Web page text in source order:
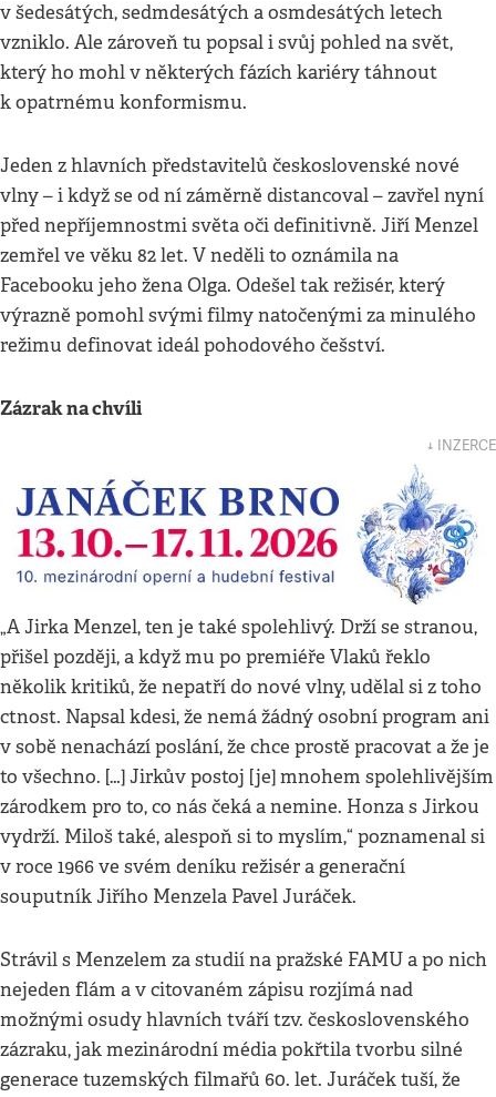
v šedesátých, sedmdesátých a osmdesátých letech
vzniklo. Ale zároveň tu popsal i svůj pohled na svět,
který ho mohl v některých fázích kariéry táhnout
k opatrnému konformismu.
Jeden z hlavních představitelů československé nové
vlny – i když se od ní záměrně distancoval – zavřel nyní
před nepříjemnostmi světa oči definitivně. Jiří Menzel
zemřel ve věku 82 let. V neděli to oznámila na
Facebooku jeho žena Olga. Odešel tak režisér, který
výrazně pomohl svými filmy natočenými za minulého
režimu definovat ideál pohodového češství.
Zázrak na chvíli
↓ INZERCE
„A Jirka Menzel, ten je také spolehlivý. Drží se stranou,
přišel později, a když mu po premiéře Vlaků řeklo
několik kritiků, že nepatří do nové vlny, udělal si z toho
ctnost. Napsal kdesi, že nemá žádný osobní program ani
v sobě nenachází poslání, že chce prostě pracovat a že je
to všechno. […] Jirkův postoj [je] mnohem spolehlivějším
zárodkem pro to, co nás čeká a nemine. Honza s Jirkou
vydrží. Miloš také, alespoň si to myslím,“ poznamenal si
v roce 1966 ve svém deníku režisér a generační
souputník Jiřího Menzela Pavel Juráček.
Strávil s Menzelem za studií na pražské FAMU a po nich
nejeden flám a v citovaném zápisu rozjímá nad
možnými osudy hlavních tváří tzv. československého
zázraku, jak mezinárodní média pokřtila tvorbu silné
generace tuzemských filmařů 60. let. Juráček tuší, že